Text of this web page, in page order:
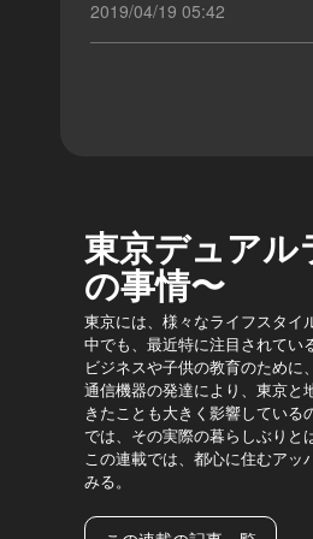
2019/04/19 05:42
東京デュアル
の事情〜
東京には、様々なライフスタイ
中でも、最近特に注目されてい
ビジネスや子供の教育のために
通信機器の発達により、東京と
きたことも大きく影響している
では、その実際の暮らしぶりと
この連載では、都心に住むア
みる。